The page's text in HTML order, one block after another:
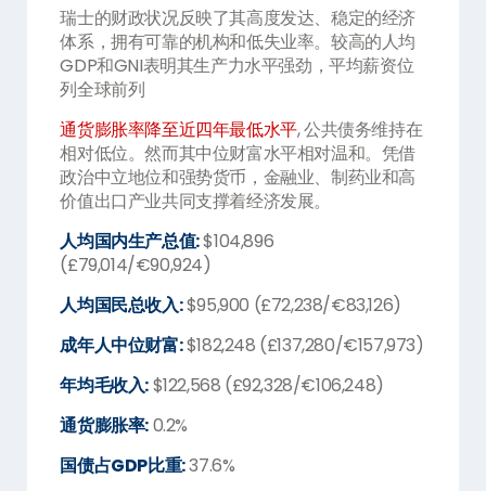
瑞士的财政状况反映了其高度发达、稳定的经济
体系，拥有可靠的机构和低失业率。较高的人均
GDP和GNI表明其生产力水平强劲，平均薪资位
列全球前列
通货膨胀率降至近四年最低水平, 公共债务维持在
相对低位。然而其中位财富水平相对温和。凭借
政治中立地位和强势货币，金融业、制药业和高
价值出口产业共同支撑着经济发展。
人均国内生产总值:$104,896
(£79,014/€90,924)
人均国民总收入:$95,900 (£72,238/€83,126)
成年人中位财富:$182,248 (£137,280/€157,973)
年均毛收入:$122,568 (£92,328/€106,248)
通货膨胀率:0.2%
国债占GDP比重:37.6%